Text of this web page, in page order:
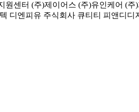
원센터 (주)제이어스 (주)유인케어 (주
디엔피유 주식회사 큐티티 피앤디디